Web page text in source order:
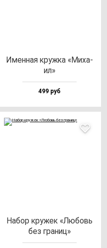
Имен­ная круж­ка «Миха­
ил»
499 руб
Набор кру­жек «Любовь
без гра­ниц»